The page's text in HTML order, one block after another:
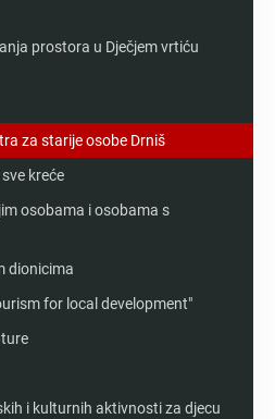
prostora u Dječjem vrtiću
za starije osobe Drniš
kreće
osobama i osobama s
dionicima
for local development"
i kulturnih aktivnosti za djecu